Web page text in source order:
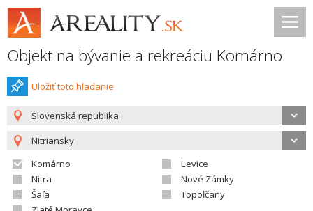
Objekt na bývanie a rekreáciu Komárno
Uložiť toto hladanie
Slovenská republika
Nitriansky
Komárno
Levice
Nitra
Nové Zámky
Šaľa
Topoľčany